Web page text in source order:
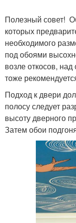
Полезный совет!
которых
необходимого
под обоями
возле откосов,
тоже
Подход к двери
полосу следует
высоту дверного
Затем обои